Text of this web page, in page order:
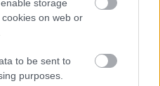
storage
on web or
to be sent to
purposes.